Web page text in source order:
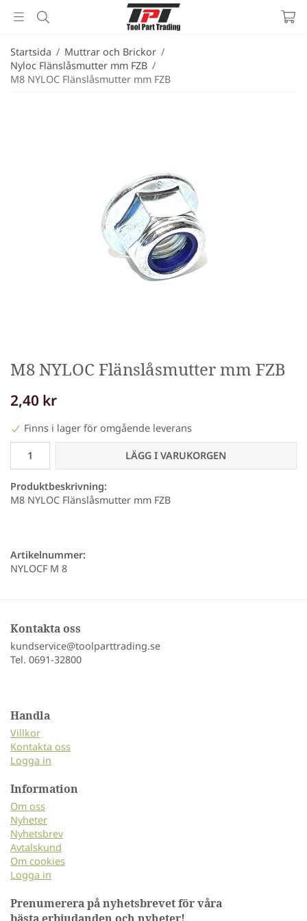
Startsida / Muttrar och Brickor /
Nyloc Flänslåsmutter mm FZB /
M8 NYLOC Flänslåsmutter mm FZB
M8 NYLOC Flänslåsmutter mm FZB
2,40 kr
Finns i lager för omgående leverans
LÄGG I VARUKORGEN
Produktbeskrivning:
M8 NYLOC Flänslåsmutter mm FZB
Artikelnummer:
NYLOCF M 8
Kontakta oss
kundservice@toolparttrading.se
Tel. 0691-32800
Handla
Villkor
Kontakta oss
Logga in
Information
Om oss
Nyheter
Nyhetsbrev
Avtalskund
Om cookies
Logga in
Prenumerera på nyhetsbrevet för våra